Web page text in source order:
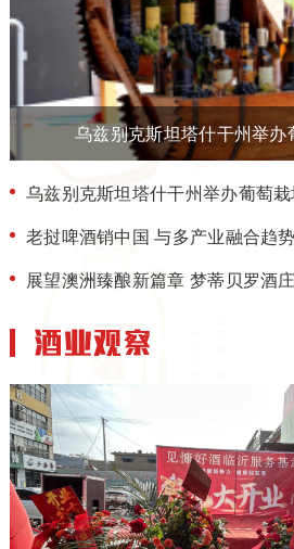
乌兹别克斯坦塔什干州举
乌兹别克斯坦塔什干州举办葡萄
老挝啤酒销中国 与多产业融合趋
展望澳洲臻酿新篇章 梦蒂贝罗酒